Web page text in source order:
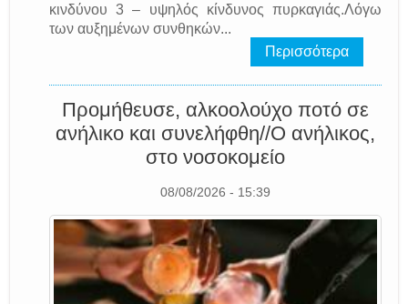
κινδύνου 3 – υψηλός κίνδυνος πυρκαγιάς.Λόγω
των αυξημένων συνθηκών...
Περισσότερα
Προμήθευσε, αλκοολούχο ποτό σε
ανήλικο και συνελήφθη//Ο ανήλικος,
στο νοσοκομείο
08/08/2026 - 15:39